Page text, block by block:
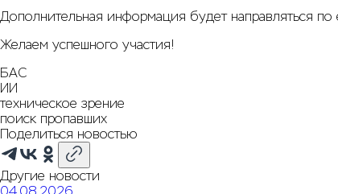
Дополнительная информация будет направляться по
Желаем успешного участия!
БАС
ИИ
техническое зрение
поиск пропавших
Поделиться новостью
Другие новости